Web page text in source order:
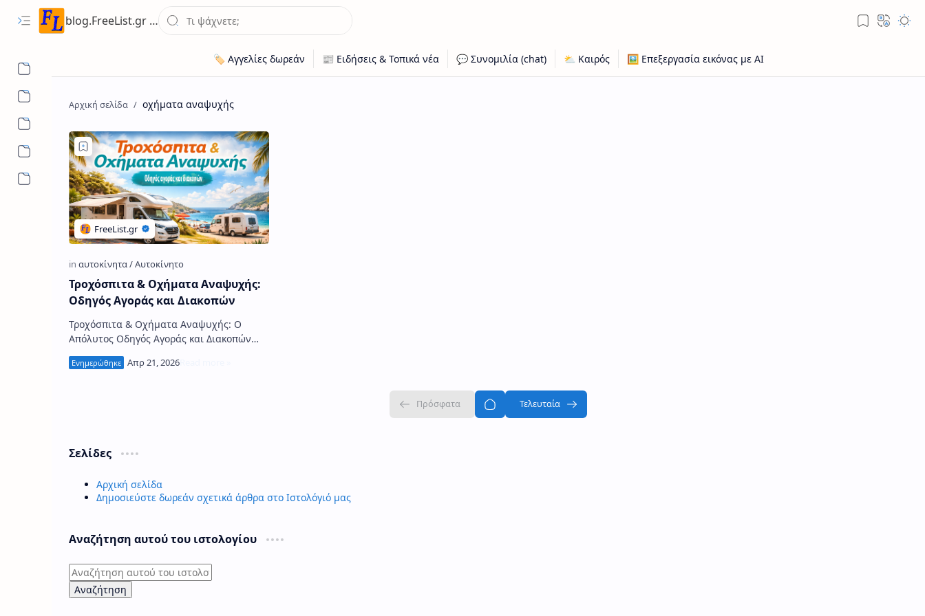
blog.FreeList.gr - Ενημερωτικό Ιστολόγιο ποικίλης ύλης για ευκαιρίες εργασίας, ακίνητων, οχήματων
οχήματα αναψυχής
Τροχόσπιτα & Οχήματα Αναψυχής:
Οδηγός Αγοράς και Διακοπών
Τροχόσπιτα & Οχήματα Αναψυχής: Ο
Απόλυτος Οδηγός Αγοράς και Διακοπών
στην Ελλάδα και Ευρώπη Τα τροχόσπιτα
και τα οχήματα αναψυχής (RV) γνωρί…
Σελίδες
Αρχική σελίδα
Δημοσιεύστε δωρεάν σχετικά άρθρα στο Ιστολόγιό μας
Αναζήτηση αυτού του ιστολογίου